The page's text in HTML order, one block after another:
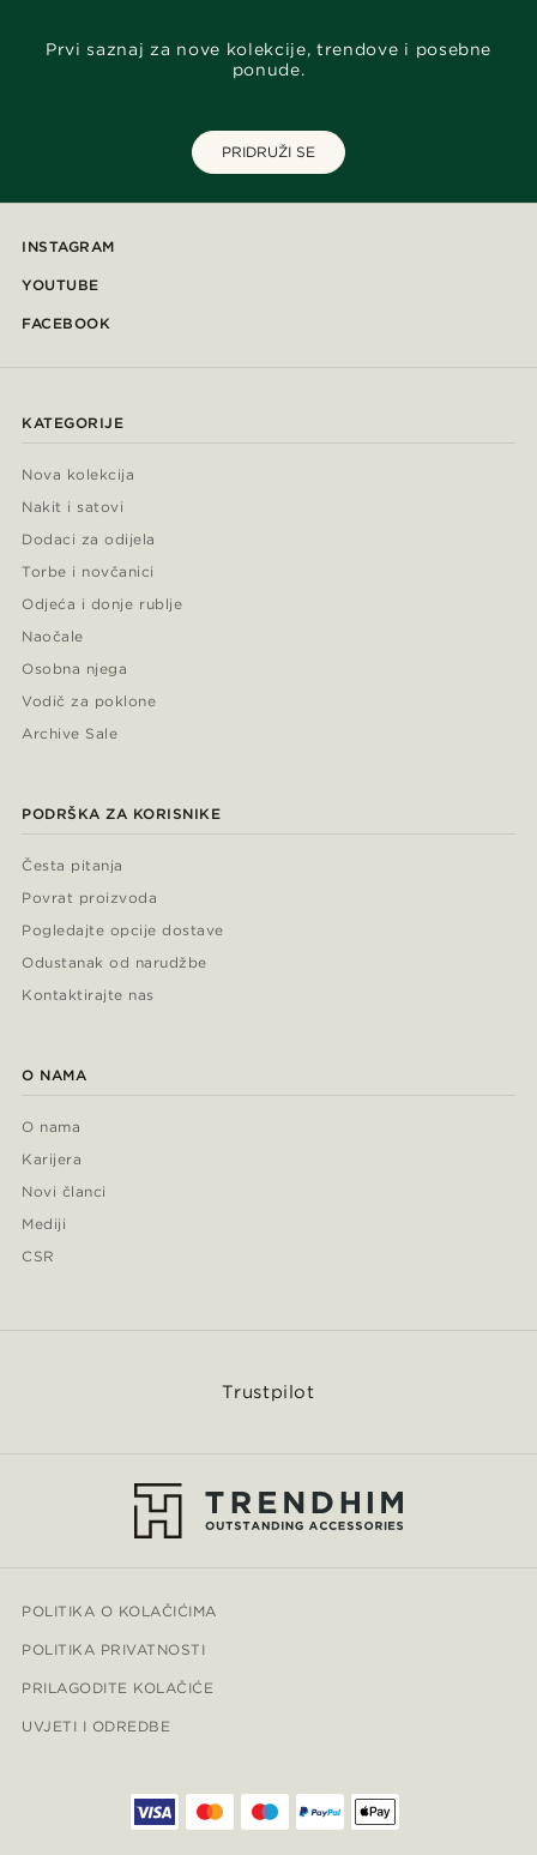
Prvi saznaj za nove kolekcije, trendove i posebne
ponude.
PRIDRUŽI SE
INSTAGRAM
YOUTUBE
FACEBOOK
KATEGORIJE
Nova kolekcija
Nakit i satovi
Dodaci za odijela
Torbe i novčanici
Odjeća i donje rublje
Naočale
Osobna njega
Vodič za poklone
Archive Sale
PODRŠKA ZA KORISNIKE
Česta pitanja
Povrat proizvoda
Pogledajte opcije dostave
Odustanak od narudžbe
Kontaktirajte nas
O NAMA
O nama
Karijera
Novi članci
Mediji
CSR
Trustpilot
POLITIKA O KOLAČIĆIMA
POLITIKA PRIVATNOSTI
PRILAGODITE KOLAČIĆE
UVJETI I ODREDBE